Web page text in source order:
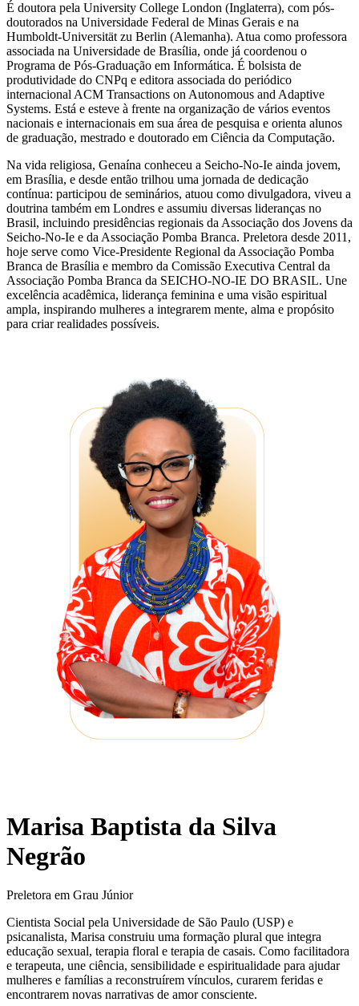
É doutora pela University College London (Inglaterra), com pós-
doutorados na Universidade Federal de Minas Gerais e na
Humboldt-Universität zu Berlin (Alemanha). Atua como professora
associada na Universidade de Brasília, onde já coordenou o
Programa de Pós-Graduação em Informática. É bolsista de
produtividade do CNPq e editora associada do periódico
internacional ACM Transactions on Autonomous and Adaptive
Systems. Está e esteve à frente na organização de vários eventos
nacionais e internacionais em sua área de pesquisa e orienta alunos
de graduação, mestrado e doutorado em Ciência da Computação.
Na vida religiosa, Genaína conheceu a Seicho-No-Ie ainda jovem,
em Brasília, e desde então trilhou uma jornada de dedicação
contínua: participou de seminários, atuou como divulgadora, viveu a
doutrina também em Londres e assumiu diversas lideranças no
Brasil, incluindo presidências regionais da Associação dos Jovens da
Seicho-No-Ie e da Associação Pomba Branca. Preletora desde 2011,
hoje serve como Vice-Presidente Regional da Associação Pomba
Branca de Brasília e membro da Comissão Executiva Central da
Associação Pomba Branca da SEICHO-NO-IE DO BRASIL. Une
excelência acadêmica, liderança feminina e uma visão espiritual
ampla, inspirando mulheres a integrarem mente, alma e propósito
para criar realidades possíveis.
Marisa Baptista da Silva
Negrão
Preletora em Grau Júnior
Cientista Social pela Universidade de São Paulo (USP) e
psicanalista, Marisa construiu uma formação plural que integra
educação sexual, terapia floral e terapia de casais. Como facilitadora
e terapeuta, une ciência, sensibilidade e espiritualidade para ajudar
mulheres e famílias a reconstruírem vínculos, curarem feridas e
encontrarem novas narrativas de amor consciente.